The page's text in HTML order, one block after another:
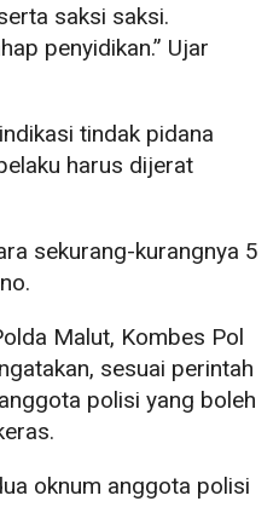
saksi saksi.
penyidikan.” Ujar
tindak pidana
harus dijerat
sekurang-kurangnya 5
Malut, Kombes Pol
sesuai perintah
polisi yang boleh
oknum anggota polisi